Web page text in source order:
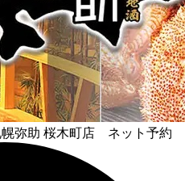
幌弥助 桜木町店 ネット予約